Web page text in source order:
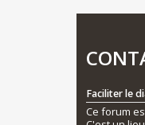
Faciliter le
Ce forum